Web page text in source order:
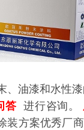
、油漆和水性
答 进行咨询。
装方案优秀厂